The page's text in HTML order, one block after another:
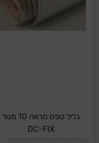
גליל טפט מראה 10 מטר
DC-FIX